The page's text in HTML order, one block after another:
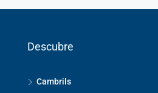
Descubre
Cambrils